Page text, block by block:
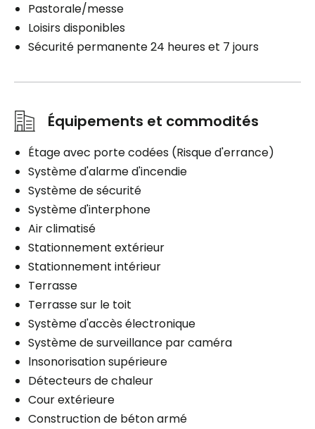
Pastorale/messe
Loisirs disponibles
Sécurité permanente 24 heures et 7 jours
Équipements et commodités
Étage avec porte codées (Risque d'errance)
Système d'alarme d'incendie
Système de sécurité
Système d'interphone
Air climatisé
Stationnement extérieur
Stationnement intérieur
Terrasse
Terrasse sur le toit
Système d'accès électronique
Système de surveillance par caméra
lnsonorisation supérieure
Détecteurs de chaleur
Cour extérieure
Construction de béton armé